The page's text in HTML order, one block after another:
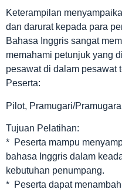
Keterampilan
dan darurat kepada para
Bahasa Inggris sangat
memahami petunjuk yang
pesawat di dalam pesawat
Peserta:
Pilot, Pramugari/
Tujuan Pelatihan:
* Peserta mampu
bahasa Inggris dalam
kebutuhan penumpang.
* Peserta dapat